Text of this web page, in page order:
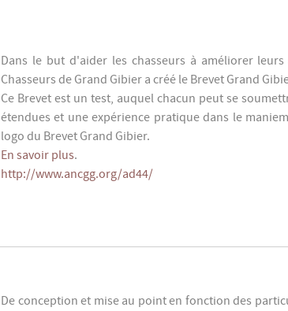
Dans le but d'aider les chasseurs à améliorer
Chasseurs de Grand Gibier a créé le Brevet Grand
Ce Brevet est un test, auquel chacun peut se
étendues et une expérience pratique dans le
logo du Brevet Grand Gibier.
En savoir plus.
http://www.ancgg.org/ad44/
De conception et mise au point en fonction des